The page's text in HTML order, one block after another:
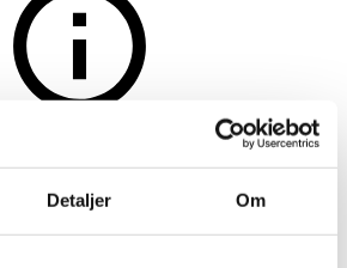
Detaljer Om
Herbettes, red
Organic. (OC). (36)